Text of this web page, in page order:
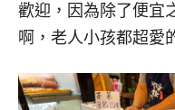
歡迎，因為除了便宜
啊，老人小孩都超愛